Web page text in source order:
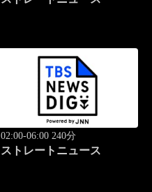
02:00-06:00 240分
ストレートニュース